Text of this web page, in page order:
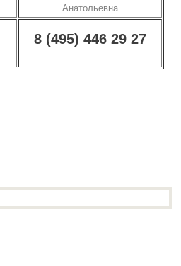
Анатольевна
8 (495) 446 29 27